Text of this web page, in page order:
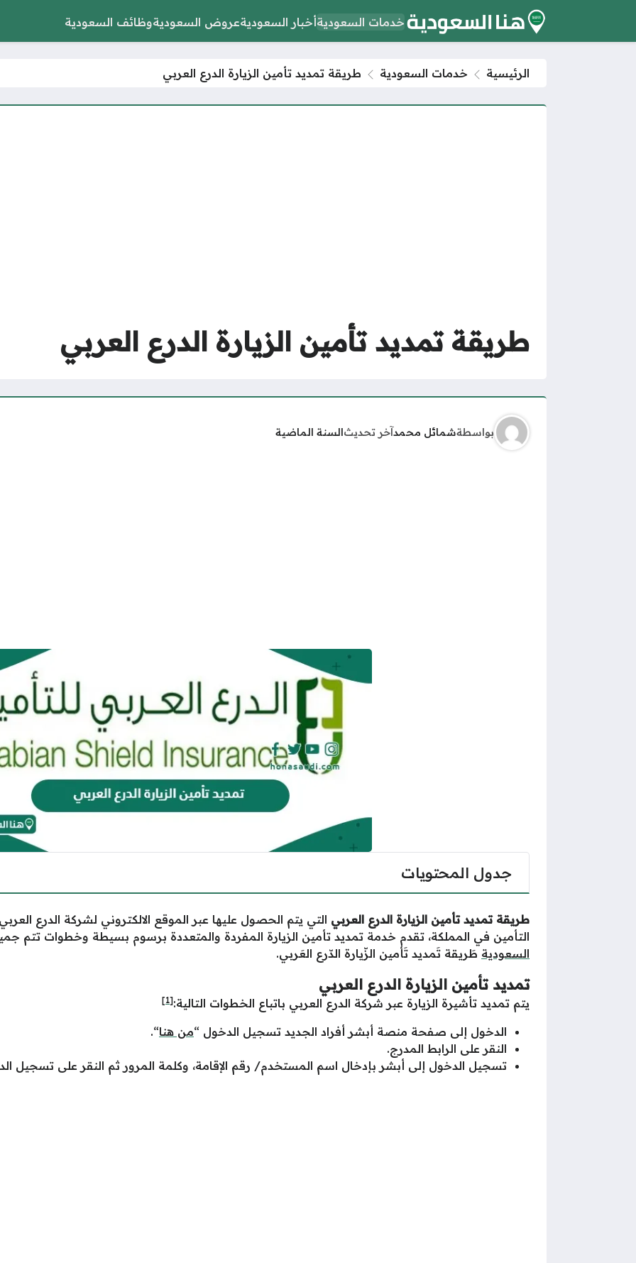
خدمات السعوديةأخبار السعوديةعروض السعوديةوظائف السعودية
الرئيسية خدمات السعودية طريقة تمديد تأمين الزيارة الدرع العربي
طريقة تمديد تأمين الزيارة الدرع العربي
بواسطةشمائل محمدآخر تحديثالسنة الماضية
جدول المحتويات
طريقة تمديد تأمين الزيارة الدرع العربي التي يتم الحصول عليها عبر الموقع الالكتروني لشركة الدرع
التأمين في المملكة، تقدم خدمة تمديد تأمين الزيارة المفردة والمتعددة برسوم بسيطة وخطوات تتم
السعودية طَريقة تَمديد تَأمين الزّيارة الدّرع العَربي.
تمديد تأمين الزيارة الدرع العربي
يتم تمديد تأشيرة الزيارة عبر شركة الدرع العربي باتباع الخطوات التالية:[1]
الدخول إلى صفحة منصة أبشر أفراد الجديد تسجيل الدخول “من هنا“.
النقر على الرابط المدرج.
تسجيل الدخول إلى أبشر بإدخال اسم المستخدم/ رقم الإقامة، وكلمة المرور ثم النقر على تسجيل